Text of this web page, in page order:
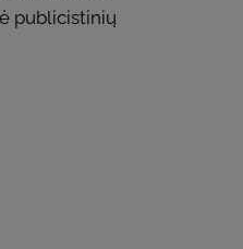
publicistinių